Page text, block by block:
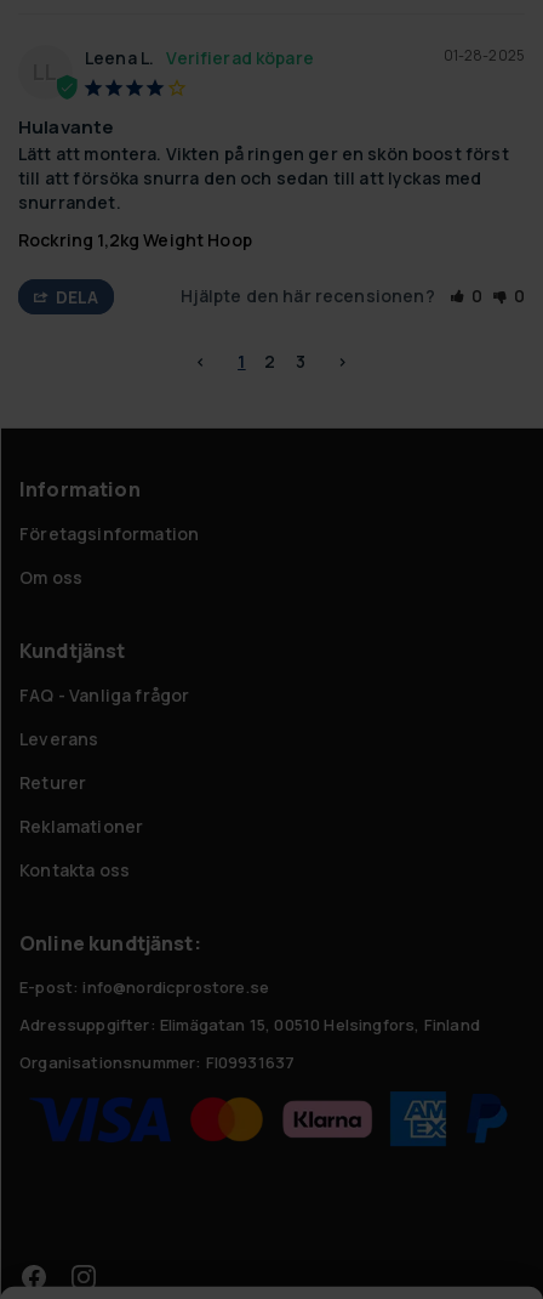
01-28-2025
Leena L.
Hulavante
Lätt att montera. Vikten på ringen ger en skön boost först
till att försöka snurra den och sedan till att lyckas med
snurrandet.
Rockring 1,2kg Weight Hoop
DELA Hjälpte den här recensionen? 0 0
< 1 2 3 >
Information
Företagsinformation
Om oss
Kundtjänst
FAQ - Vanliga frågor
Leverans
Returer
Reklamationer
Kontakta oss
Online kundtjänst:
E-post: info@nordicprostore.se
Adressuppgifter: Elimägatan 15, 00510 Helsingfors, Finland
Organisationsnummer: FI09931637